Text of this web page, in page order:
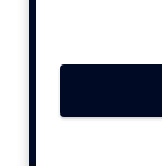
Campagnes